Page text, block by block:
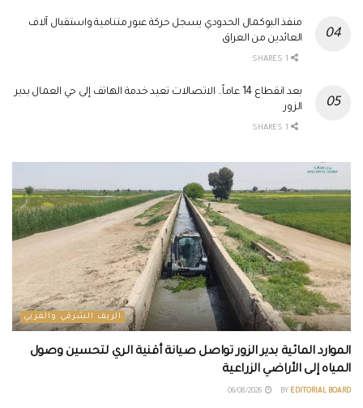
منفذ البوكمال الحدودي يسجل حركة عبور متنامية واستقبال آلاف
العائدين من العراق
بعد انقطاع 14 عاماً.. الاتصالات تعيد خدمة الهاتف إلى حي العمال بدير
الزور
الريف الشرقي والغربي
الموارد المائية بدير الزور تواصل صيانة أقنية الري لتحسين وصول
المياه إلى الأراضي الزراعية
BY EDITORIAL BOARD